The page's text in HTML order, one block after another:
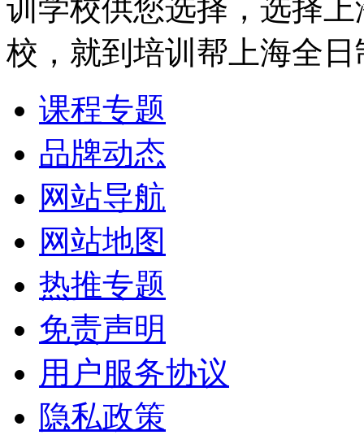
训学校供您选择，选择
校，就到培训帮上海全
课程专题
品牌动态
网站导航
网站地图
热推专题
免责声明
用户服务协议
隐私政策